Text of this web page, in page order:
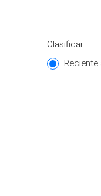
Y
Clasificar: